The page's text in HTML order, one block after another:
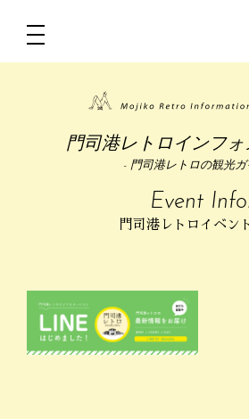
門司港レトロインフ
- 門司港レトロの観光ガ
Event Info.
門司港レトロイベン